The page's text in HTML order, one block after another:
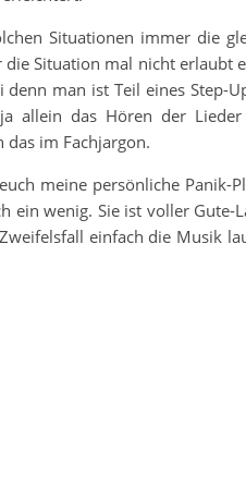
Situationen immer die
die Situation mal nicht erlaubt
denn man ist Teil eines
allein das Hören der
im Fachjargon.
meine persönliche
ein wenig. Sie ist voller
einfach die Musik